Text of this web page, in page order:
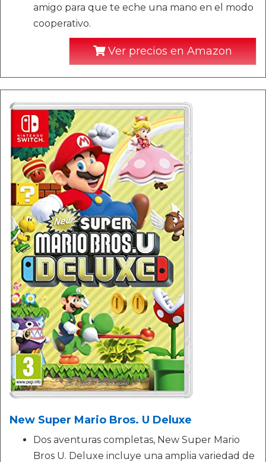
amigo para que te eche una mano en el modo
cooperativo.
Ver precios en Amazon
New Super Mario Bros. U Deluxe
Dos aventuras completas, New Super Mario
Bros U. Deluxe incluye una amplia variedad de